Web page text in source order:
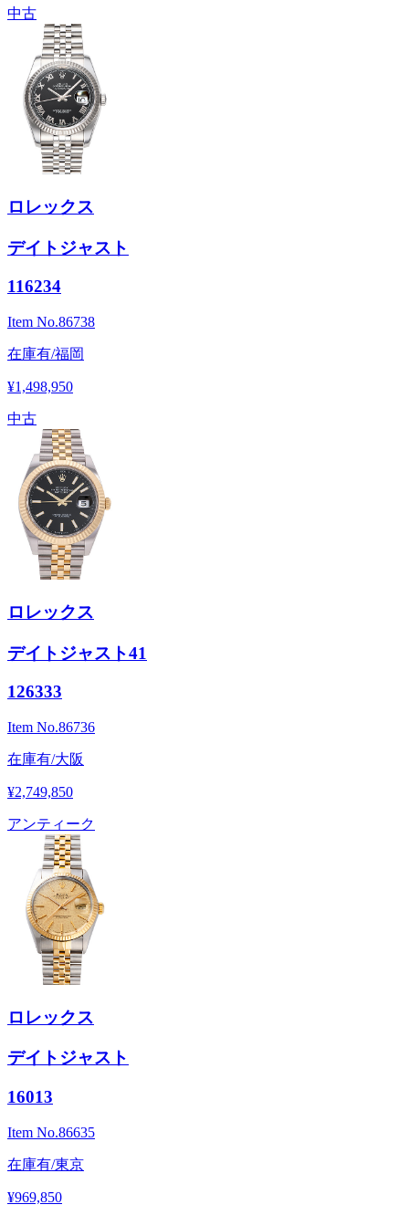
中古
ロレックス
デイトジャスト
116234
Item No.86738
在庫有/福岡
¥1,498,950
中古
ロレックス
デイトジャスト41
126333
Item No.86736
在庫有/大阪
¥2,749,850
アンティーク
ロレックス
デイトジャスト
16013
Item No.86635
在庫有/東京
¥969,850